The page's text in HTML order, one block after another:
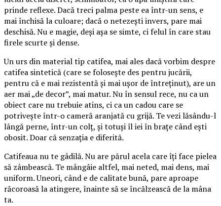
prinde reflexe. Dacă treci palma peste ea într-un sens, e
mai închisă la culoare; dacă o netezești invers, pare mai
deschisă. Nu e magie, deși așa se simte, ci felul în care stau
firele scurte și dense.
Un urs din material tip catifea, mai ales dacă vorbim despre
catifea sintetică (care se folosește des pentru jucării,
pentru că e mai rezistentă și mai ușor de întreținut), are un
aer mai „de decor”, mai matur. Nu în sensul rece, nu ca un
obiect care nu trebuie atins, ci ca un cadou care se
potrivește într-o cameră aranjată cu grijă. Te vezi lăsându-l
lângă perne, într-un colț, și totuși îl iei în brațe când ești
obosit. Doar că senzația e diferită.
Catifeaua nu te gâdilă. Nu are părul acela care îți face pielea
să zâmbească. Te mângâie altfel, mai neted, mai dens, mai
uniform. Uneori, când e de calitate bună, pare aproape
răcoroasă la atingere, înainte să se încălzească de la mâna
ta.